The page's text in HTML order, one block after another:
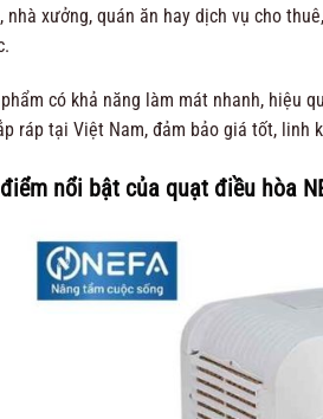
nhà xưởng, quán ăn hay dịch vụ cho
có khả năng làm mát nhanh, hiệu
ráp tại Việt Nam, đảm bảo giá tốt, linh
nổi bật của quạt điều hòa